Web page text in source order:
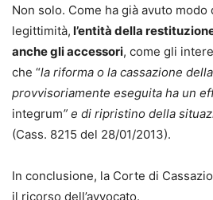
Non solo. Come ha già avuto
legittimità, l’entità della
anche gli accessori, come gli
che “la riforma o la cassazione
provvisoriamente eseguita ha un
integrum” e di ripristino della
(Cass. 8215 del 28/01/2013).
In conclusione, la Corte di
il ricorso dell’avvocato.